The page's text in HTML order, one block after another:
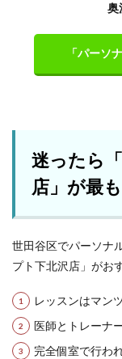
奥
「パーソ
迷ったら
店」が最
世田谷区でパーソナ
プト下北沢店」がお
レッスンはマン
医師とトレーナ
完全個室で行わ